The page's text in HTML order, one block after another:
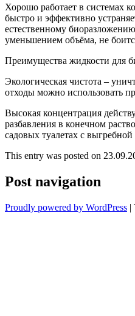
Хорошо работает в системах
быстро и эффективно
естественному
уменьшением объёма, не
Преимущества жидкости для
Экологическая чистота –
отходы можно использовать
Высокая концентрация
разбавления в конечном
садовых туалетах с выгребной
This entry was posted on
Post navigation
Proudly powered by WordPress |